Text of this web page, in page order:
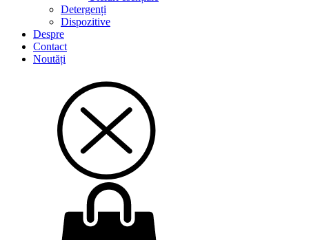
Detergenți
Dispozitive
Despre
Contact
Noutăți